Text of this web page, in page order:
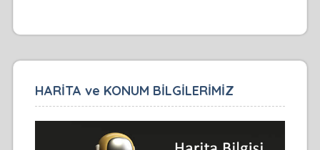
HARİTA ve KONUM BİLGİLERİMİZ